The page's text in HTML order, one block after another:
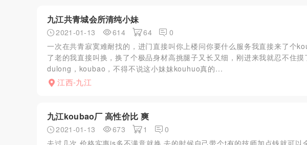
九江共青城会所清纯小妹
2021-01-13 614 64
0
一次在共青寂寞难耐找的，进门直接叫你上楼问你要什么服务我直接来了个
了老的我直接叫换，换了个极品身材高挑腿子又长又细，刚进来我就忍不住
dulong，koubao，不得不说这小妹妹kouhuo真的...
江西-九江
九江koubao厂 高性价比 爽
2021-01-13 673 1
0
去过几次 价格实惠js多不满意就换 去的时候自己带个t有的技师加点钱就可